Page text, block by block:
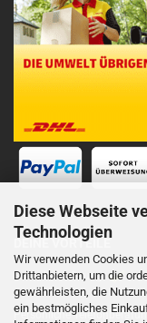
Diese Webseite
Technologien
Wir verwenden Cookies
Drittanbietern, um die
gewährleisten, die
ein bestmögliches
DEINE VORTEILE
Schnelle Lieferung
Persönliche